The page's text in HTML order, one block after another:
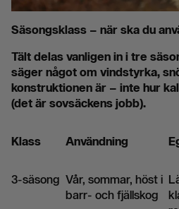
Säsongsklass – när ska du
Tält delas vanligen in i tre
säger något om vindstyrka,
konstruktionen är – inte hur
(det är sovsäckens jobb).
Klass Användning
3-säsong Vår, sommar, höst i
barr- och fjällskog